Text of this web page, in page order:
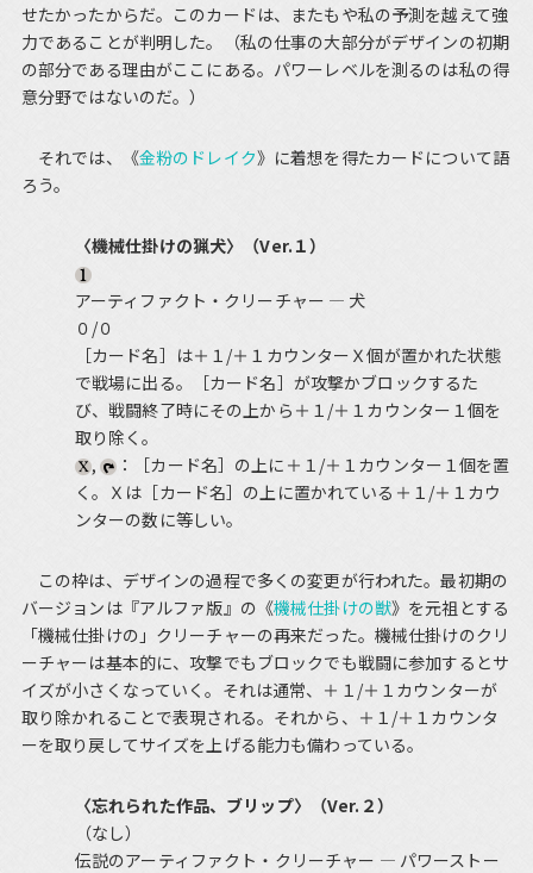
せたかったからだ。このカードは、またもや私の予測を越えて強
力であることが判明した。（私の仕事の大部分がデザインの初期
の部分である理由がここにある。パワーレベルを測るのは私の得
意分野ではないのだ。）
それでは、《金粉のドレイク》に着想を得たカードについて語
ろう。
〈機械仕掛けの猟犬〉（Ver.１）
アーティファクト・クリーチャー ― 犬
０/０
［カード名］は＋１/＋１カウンターＸ個が置かれた状態
で戦場に出る。［カード名］が攻撃かブロックするた
び、戦闘終了時にその上から＋１/＋１カウンター１個を
取り除く。
,
：［カード名］の上に＋１/＋１カウンター１個を置
く。Ｘは［カード名］の上に置かれている＋１/＋１カウ
ンターの数に等しい。
この枠は、デザインの過程で多くの変更が行われた。最初期の
バージョンは『アルファ版』の《機械仕掛けの獣》を元祖とする
「機械仕掛けの」クリーチャーの再来だった。機械仕掛けのクリ
ーチャーは基本的に、攻撃でもブロックでも戦闘に参加するとサ
イズが小さくなっていく。それは通常、＋１/＋１カウンターが
取り除かれることで表現される。それから、＋１/＋１カウンタ
ーを取り戻してサイズを上げる能力も備わっている。
〈忘れられた作品、ブリップ〉（Ver.２）
（なし）
伝説のアーティファクト・クリーチャー ― パワーストー